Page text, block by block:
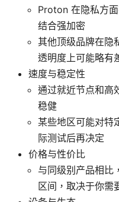
Proton 在隐私方
结合强加密
其他顶级品牌在隐
透明度上可能略有
速度与稳定性
通过就近节点和高
稳健
某些地区可能对特
际测试后再决定
价格与性价比
与同级别产品相比
区间，取决于你需